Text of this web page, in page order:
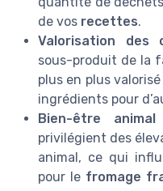
de vos recettes.
Valorisation des
sous-produit de la
plus en plus
ingrédients pour
Bien-être animal
privilégient des
animal, ce qui
pour le fromage